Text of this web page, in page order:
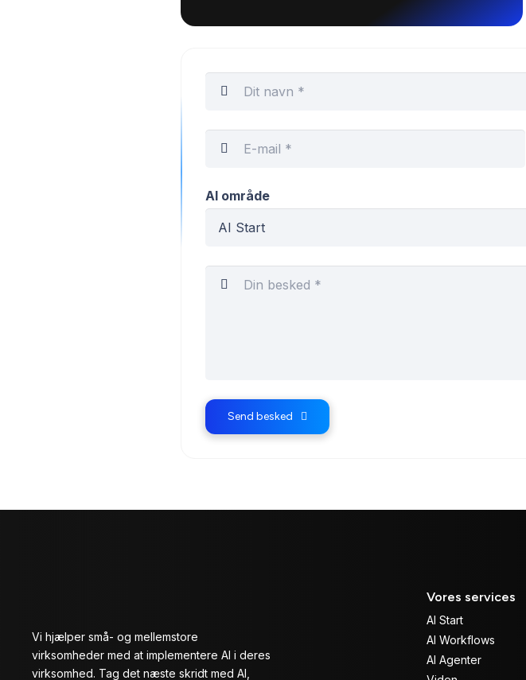
AI område
Send besked
Vi hjælper små- og mellemstore
virksomheder med at implementere AI i deres
virksomhed. Tag det næste skridt med AI,
Vores services
AI Start
AI Workflows
AI Agenter